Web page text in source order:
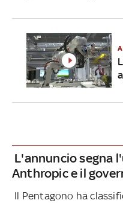
L'annuncio segna
Anthropic e il
Il Pentagono ha